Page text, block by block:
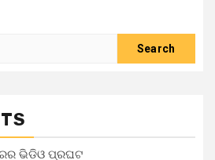
ଭିଡିଓ ପ୍ରଘଟ